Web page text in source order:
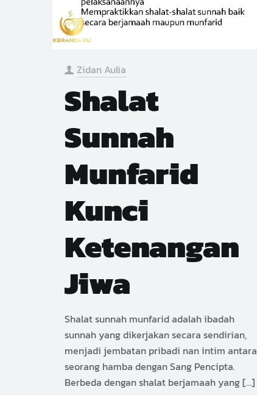
Zidan Aulia
Shalat
Sunnah
Munfarid
Kunci
Ketenangan
Jiwa
Shalat sunnah munfarid adalah ibadah
sunnah yang dikerjakan secara sendirian,
menjadi jembatan pribadi nan intim antara
seorang hamba dengan Sang Pencipta.
Berbeda dengan shalat berjamaah yang[…]